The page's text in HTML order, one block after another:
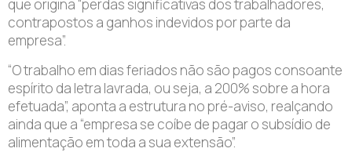
que origina “perdas significativas dos trabalhadores,
contrapostos a ganhos indevidos por parte da
empresa”.
“O trabalho em dias feriados não são pagos consoante
espírito da letra lavrada, ou seja, a 200% sobre a hora
efetuada”, aponta a estrutura no pré-aviso, realçando
ainda que a “empresa se coíbe de pagar o subsídio de
alimentação em toda a sua extensão”.